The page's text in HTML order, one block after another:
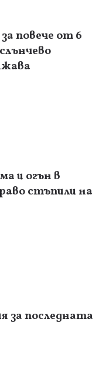
повече от 6
и огън в
стъпили на
за последната